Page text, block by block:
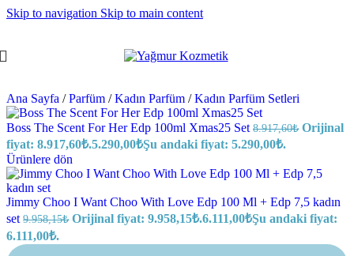
Skip to navigation Skip to main content
Ana Sayfa / Parfüm / Kadın Parfüm / Kadın Parfüm Setleri
Boss The Scent For Her Edp 100ml Xmas25 Set 8.917,60₺ Orijinal
fiyat: 8.917,60₺.5.290,00₺Şu andaki fiyat: 5.290,00₺.
Ürünlere dön
Jimmy Choo I Want Choo With Love Edp 100 Ml + Edp 7,5 kadın
set 9.958,15₺ Orijinal fiyat: 9.958,15₺.6.111,00₺Şu andaki fiyat:
6.111,00₺.